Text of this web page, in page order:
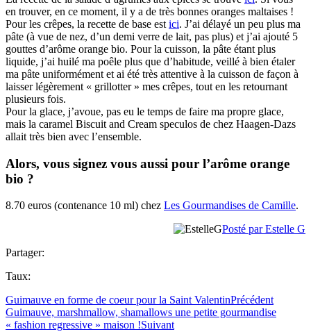
en trouver, en ce moment, il y a de très bonnes oranges maltaises !
Pour les crêpes, la recette de base est ici. J’ai délayé un peu plus ma
pâte (à vue de nez, d’un demi verre de lait, pas plus) et j’ai ajouté 5
gouttes d’arôme orange bio. Pour la cuisson, la pâte étant plus
liquide, j’ai huilé ma poêle plus que d’habitude, veillé à bien étaler
ma pâte uniformément et ai été très attentive à la cuisson de façon à
laisser légèrement « grillotter » mes crêpes, tout en les retournant
plusieurs fois.
Pour la glace, j’avoue, pas eu le temps de faire ma propre glace,
mais la caramel Biscuit and Cream speculos de chez Haagen-Dazs
allait très bien avec l’ensemble.
Alors, vous signez vous aussi pour l’arôme orange
bio ?
8.70 euros (contenance 10 ml) chez Les Gourmandises de Camille.
Posté par Estelle G
Partager:
Taux:
Guimauve en forme de coeur pour la Saint ValentinPrécédent
Guimauve, marshmallow, shamallows une petite gourmandise
« fashion regressive » maison !Suivant